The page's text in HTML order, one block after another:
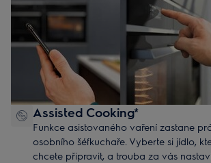
Assisted Cooking*
Funkce asistovaného vaření zastane
osobního šéfkuchaře. Vyberte si jídlo,
chcete připravit, a trouba za vás